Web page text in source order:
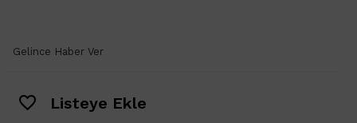
Gelince Haber Ver
Listeye Ekle